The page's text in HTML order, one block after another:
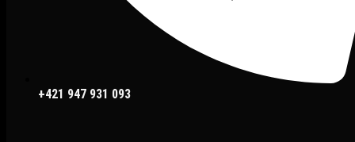
+421 947 931 093